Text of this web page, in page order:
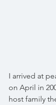
I arrived at
on April in
host family